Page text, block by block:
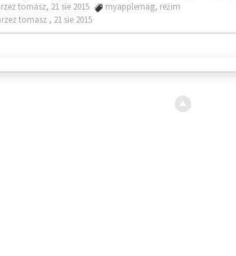
tomasz, 21 sie 2015
myapplemag, reżim
tomasz , 21 sie 2015